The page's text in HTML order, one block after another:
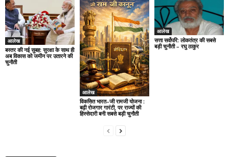
आलेख
बस्तर की नई सुबह: सुरक्षा के साथ ही
अब विकास को जमीन पर उतारने की
चुनौती
आलेख
विकसित भारत–जी रामजी योजना :
बढ़ी रोजगार गारंटी, पर राज्यों की
हिस्सेदारी बनी सबसे बड़ी चुनौती
आलेख
सत्ता सर्वोपरि: लोकतंत्र की सबसे
बड़ी चुनौती – रघु ठाकुर